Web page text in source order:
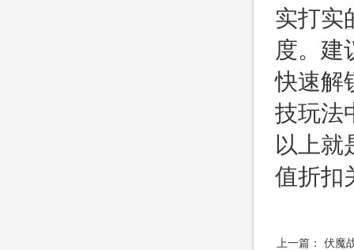
实打实
度。建
快速解
技玩法
以上就
值折扣
上一篇： 伏魔